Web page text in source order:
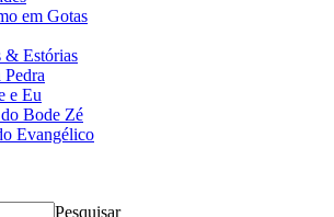
em Gotas
& Estórias
Pedra
e Eu
Bode Zé
Evangélico
Pesquisar